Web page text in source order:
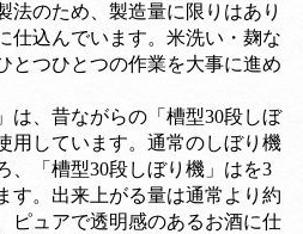
法のため、製造量に限りはあり
仕込んでいます。米洗い・麹な
とつひとつの作業を大事に進め
は、昔ながらの「槽型30段しぼ
用しています。通常のしぼり機
、「槽型30段しぼり機」はを3
す。出来上がる量は通常より約
ピュアで透明感のあるお酒に仕